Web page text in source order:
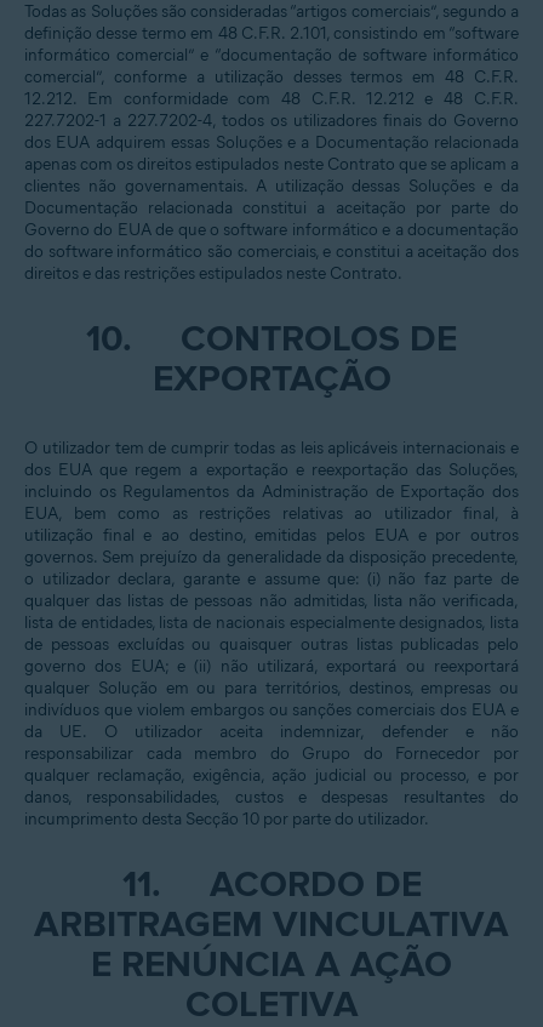
Todas as Soluções são consideradas “artigos comerciais”, segundo a
definição desse termo em 48 C.F.R. 2.101, consistindo em “software
informático comercial” e “documentação de software informático
comercial”, conforme a utilização desses termos em 48 C.F.R.
12.212. Em conformidade com 48 C.F.R. 12.212 e 48 C.F.R.
227.7202-1 a 227.7202-4, todos os utilizadores finais do Governo
dos EUA adquirem essas Soluções e a Documentação relacionada
apenas com os direitos estipulados neste Contrato que se aplicam a
clientes não governamentais. A utilização dessas Soluções e da
Documentação relacionada constitui a aceitação por parte do
Governo do EUA de que o software informático e a documentação
do software informático são comerciais, e constitui a aceitação dos
direitos e das restrições estipulados neste Contrato.
10.
CONTROLOS DE
EXPORTAÇÃO
O utilizador tem de cumprir todas as leis aplicáveis internacionais e
dos EUA que regem a exportação e reexportação das Soluções,
incluindo os Regulamentos da Administração de Exportação dos
EUA, bem como as restrições relativas ao utilizador final, à
utilização final e ao destino, emitidas pelos EUA e por outros
governos. Sem prejuízo da generalidade da disposição precedente,
o utilizador declara, garante e assume que: (i) não faz parte de
qualquer das listas de pessoas não admitidas, lista não verificada,
lista de entidades, lista de nacionais especialmente designados, lista
de pessoas excluídas ou quaisquer outras listas publicadas pelo
governo dos EUA; e (ii) não utilizará, exportará ou reexportará
qualquer Solução em ou para territórios, destinos, empresas ou
indivíduos que violem embargos ou sanções comerciais dos EUA e
da UE. O utilizador aceita indemnizar, defender e não
responsabilizar cada membro do Grupo do Fornecedor por
qualquer reclamação, exigência, ação judicial ou processo, e por
danos, responsabilidades, custos e despesas resultantes do
incumprimento desta Secção 10 por parte do utilizador.
11.
ACORDO DE
ARBITRAGEM VINCULATIVA
E RENÚNCIA A AÇÃO
COLETIVA